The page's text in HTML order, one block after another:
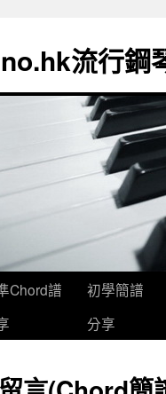
流行鋼
Chord譜
初學簡譜
分享